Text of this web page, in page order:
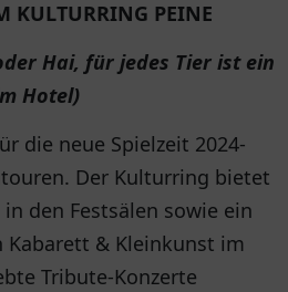
KULTURRING PEINE
Hai, für jedes Tier ist ein
Hotel)
die neue Spielzeit 2024-
Der Kulturring bietet
den Festsälen sowie ein
Kabarett & Kleinkunst im
Tribute-Konzerte